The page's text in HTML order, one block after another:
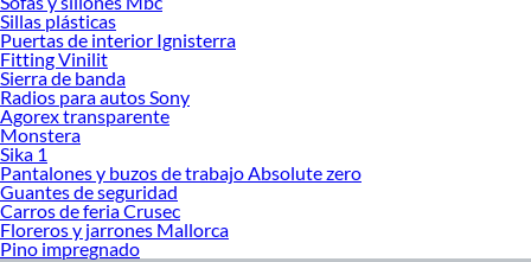
Sillas plásticas
Puertas de interior Ignisterra
Fitting Vinilit
Sierra de banda
Radios para autos Sony
Agorex transparente
Monstera
Sika 1
Pantalones y buzos de trabajo Absolute zero
Guantes de seguridad
Carros de feria Crusec
Floreros y jarrones Mallorca
Pino impregnado